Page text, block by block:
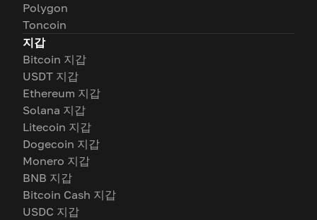
Polygon
Toncoin
지갑
Bitcoin 지갑
USDT 지갑
Ethereum 지갑
Solana 지갑
Litecoin 지갑
Dogecoin 지갑
Monero 지갑
BNB 지갑
Bitcoin Cash 지갑
USDC 지갑